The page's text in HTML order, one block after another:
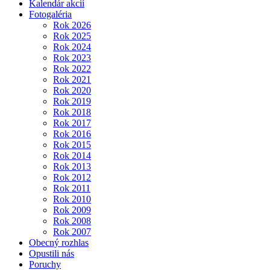
Kalendár akcií
Fotogaléria
Rok 2026
Rok 2025
Rok 2024
Rok 2023
Rok 2022
Rok 2021
Rok 2020
Rok 2019
Rok 2018
Rok 2017
Rok 2016
Rok 2015
Rok 2014
Rok 2013
Rok 2012
Rok 2011
Rok 2010
Rok 2009
Rok 2008
Rok 2007
Obecný rozhlas
Opustili nás
Poruchy